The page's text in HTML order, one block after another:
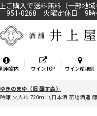
ご購入で送料無料（一部
951-0268 火曜定休日 9時
用案内 ワインTOP ワイン産地別
ゆきのまゆ（旧 醸す森）
醸 火入れ 720ml（日本酒 苗場酒造 醸